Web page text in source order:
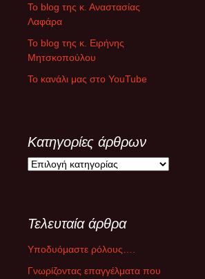
Το blog της κ. Αναστασίας
Λαφάρα
Το blog της κ. Ειρήνης
Μητσκοπούλου
Το κανάλι μας στο YouTube
Κατηγορίες άρθρων
Κ
γ
ρ
ί
Τελευταία άρθρα
Υποδυόμαστε ρόλους….
Γνωρίζοντας επαγγέλματα που